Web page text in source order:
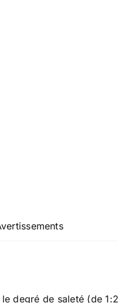
degré de saleté (de